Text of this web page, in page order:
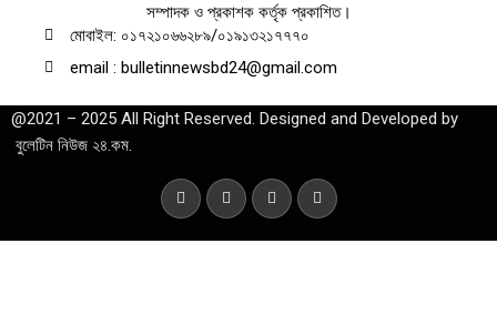
সম্পাদক ও প্রকাশক কর্তৃক প্রকাশিত।
মোবাইল: ০১৭২১০৬৬২৮৯/০১৯১৩২১৭৭৭০
email : bulletinnewsbd24@gmail.com
@2021 – 2025 All Right Reserved. Designed and Developed by
বুলেটিন নিউজ ২৪.কম.